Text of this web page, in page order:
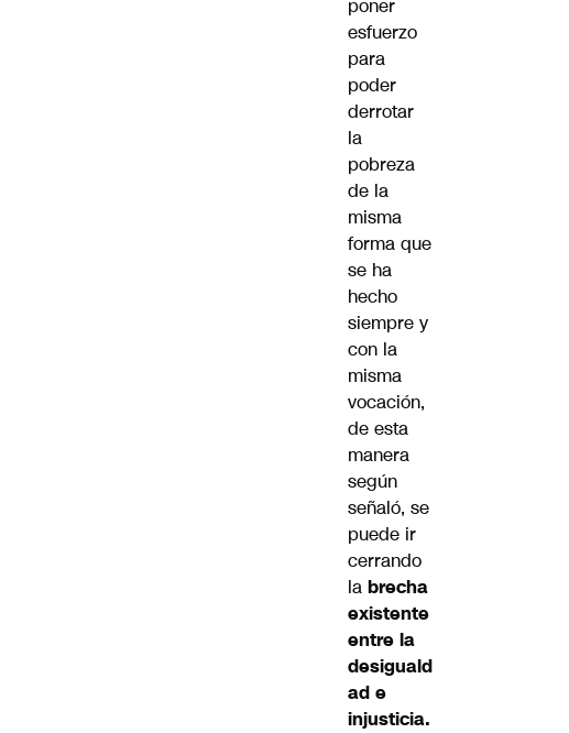
poner
esfuerzo
para
poder
derrotar
la
pobreza
de la
misma
forma que
se ha
hecho
siempre y
con la
misma
vocación,
de esta
manera
según
señaló, se
puede ir
cerrando
la brecha
existente
entre la
desiguald
ad e
injusticia.